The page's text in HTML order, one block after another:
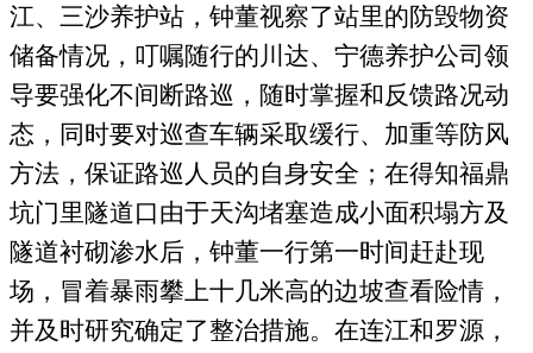
江、三沙养护站，钟董视察了站里的防毁物资
储备情况，叮嘱随行的川达、宁德养护公司领
导要强化不间断路巡，随时掌握和反馈路况动
态，同时要对巡查车辆采取缓行、加重等防风
方法，保证路巡人员的自身安全；在得知福鼎
坑门里隧道口由于天沟堵塞造成小面积塌方及
隧道衬砌渗水后，钟董一行第一时间赶赴现
场，冒着暴雨攀上十几米高的边坡查看险情，
并及时研究确定了整治措施。在连江和罗源，